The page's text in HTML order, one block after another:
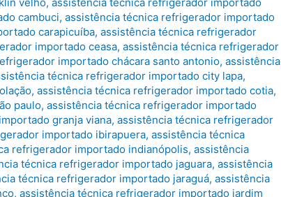
cambuci, assistência técnica refrigerador importado
carapicuíba, assistência técnica refrigerador
importado ceasa, assistência técnica refrigerador
importado chácara santo antonio, assistência
técnica refrigerador importado city lapa,
, assistência técnica refrigerador importado cotia,
paulo, assistência técnica refrigerador importado
granja viana, assistência técnica refrigerador
importado ibirapuera, assistência técnica
refrigerador importado indianópolis, assistência
técnica refrigerador importado jaguara, assistência
técnica refrigerador importado jaraguá, assistência
, assistência técnica refrigerador importado jardim